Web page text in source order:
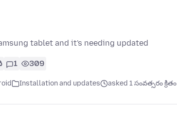
tablet and it's needing updated
1 309
Installation and updates asked 1 సంవత్సరం క్రితం